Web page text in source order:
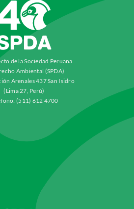
de la Sociedad Peruana
Ambiental (SPDA)
Arenales 437 San Isidro
(Lima 27, Perú)
(511) 612 4700